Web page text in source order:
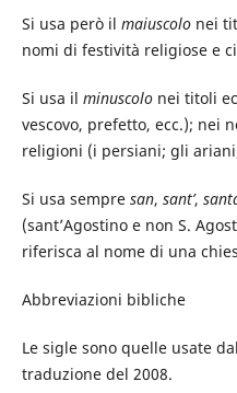
Si usa però il maiuscolonei
nomi di festività religiose e
Si usa il minuscolonei titoli
vescovo, prefetto, ecc.); nei
religioni (i persiani; gli
Si usa sempre san, sant’,
(sant’Agostino e non S.
riferisca al nome di una
Abbreviazioni bibliche
Le sigle sono quelle usate
traduzione del 2008.